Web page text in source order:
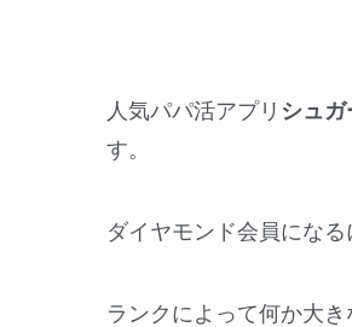
人気パパ活アプリ シュ
す。
ダイヤモンド会員にな
ランクによって何か大き